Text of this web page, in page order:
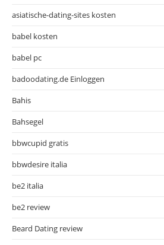
asiatische-dating-sites kosten
babel kosten
babel pc
badoodating.de Einloggen
Bahis
Bahsegel
bbwcupid gratis
bbwdesire italia
be2 italia
be2 review
Beard Dating review